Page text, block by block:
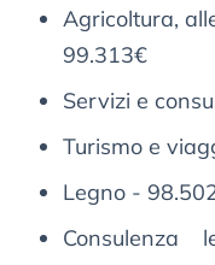
Agricoltura,
99.313€
Servizi e
Turismo e
Legno -
Consulenza